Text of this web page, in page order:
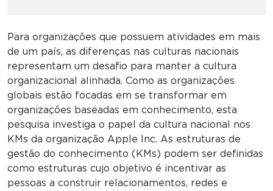
Para organizações que possuem atividades em mais
de um país, as diferenças nas culturas nacionais
representam um desafio para manter a cultura
organizacional alinhada. Como as organizações
globais estão focadas em se transformar em
organizações baseadas em conhecimento, esta
pesquisa investiga o papel da cultura nacional nos
KMs da organização Apple Inc. As estruturas de
gestão do conhecimento (KMs) podem ser definidas
como estruturas cujo objetivo é incentivar as
pessoas a construir relacionamentos, redes e